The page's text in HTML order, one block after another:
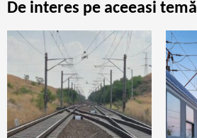
De interes pe aceeasi temă